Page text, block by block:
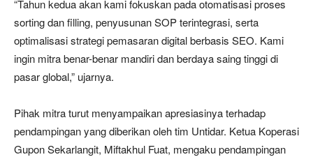
“Tahun kedua akan kami fokuskan pada otomatisasi proses
sorting dan filling, penyusunan SOP terintegrasi, serta
optimalisasi strategi pemasaran digital berbasis SEO. Kami
ingin mitra benar-benar mandiri dan berdaya saing tinggi di
pasar global,” ujarnya.
Pihak mitra turut menyampaikan apresiasinya terhadap
pendampingan yang diberikan oleh tim Untidar. Ketua Koperasi
Gupon Sekarlangit, Miftakhul Fuat, mengaku pendampingan